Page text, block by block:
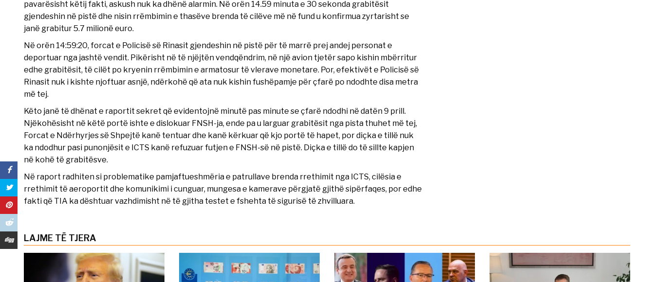
pavarësisht këtij fakti, askush nuk ka dhënë alarmin. Në orën 14.59 minuta e 30 sekonda grabitësit
gjendeshin në pistë dhe nisin rrëmbimin e thasëve brenda të cilëve më në fund u konfirmua zyrtarisht se
janë grabitur 5.7 milionë euro.
Në orën 14:59:20, forcat e Policisë së Rinasit gjendeshin në pistë për të marrë prej andej personat e
deportuar nga jashtë vendit. Pikërisht në të njëjtën vendqëndrim, në një avion tjetër sapo kishin mbërritur
edhe grabitësit, të cilët po kryenin rrëmbimin e armatosur të vlerave monetare. Por, efektivët e Policisë së
Rinasit nuk i kishte njoftuar asnjë, ndërkohë që ata nuk kishin fushëpamje për çfarë po ndodhte disa metra
më tej.
Këto janë të dhënat e raportit sekret që evidentojnë minutë pas minute se çfarë ndodhi në datën 9 prill.
Njëkohësisht në këtë portë ishte e dislokuar FNSH-ja, ende pa u larguar grabitësit nga pista thuhet më tej,
Forcat e Ndërhyrjes së Shpejtë kanë tentuar dhe kanë kërkuar që kjo portë të hapet, por diçka e tillë nuk
ka ndodhur pasi punonjësit e ICTS kanë refuzuar futjen e FNSH-së në pistë. Diçka e tillë do të sillte kapjen
në kohë të grabitësve.
Në raport radhiten si problematike pamjaftueshmëria e patrullave brenda rrethimit nga ICTS, cilësia e
rrethimit të aeroportit dhe komunikimi i cunguar, mungesa e kamerave përgjatë gjithë sipërfaqes, por edhe
fakti që TIA ka dështuar vazhdimisht në të gjitha testet e fshehta të sigurisë të zhvilluara.
LAJME TË TJERA